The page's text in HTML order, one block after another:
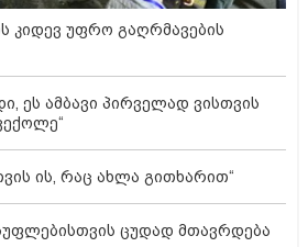
კიდევ უფრო გაღრმავების
ეს ამბავი პირველად ვისთვის
ის, რაც ახლა გითხარით“
ცუდად მთავრდება